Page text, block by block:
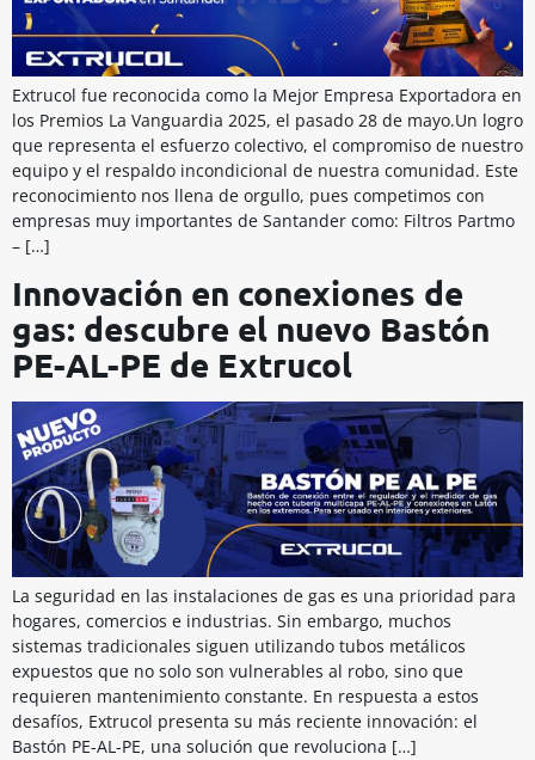
Extrucol fue reconocida como la Mejor Empresa Exportadora en
los Premios La Vanguardia 2025, el pasado 28 de mayo.Un logro
que representa el esfuerzo colectivo, el compromiso de nuestro
equipo y el respaldo incondicional de nuestra comunidad. Este
reconocimiento nos llena de orgullo, pues competimos con
empresas muy importantes de Santander como: Filtros Partmo
– […]
Innovación en conexiones de
gas: descubre el nuevo Bastón
PE-AL-PE de Extrucol
La seguridad en las instalaciones de gas es una prioridad para
hogares, comercios e industrias. Sin embargo, muchos
sistemas tradicionales siguen utilizando tubos metálicos
expuestos que no solo son vulnerables al robo, sino que
requieren mantenimiento constante. En respuesta a estos
desafíos, Extrucol presenta su más reciente innovación: el
Bastón PE-AL-PE, una solución que revoluciona […]